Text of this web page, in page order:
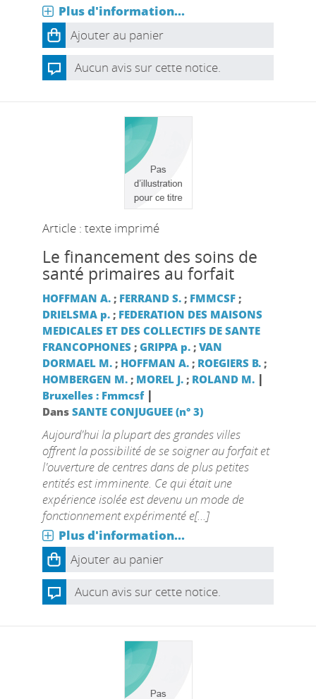
Plus d'information...
Ajouter au panier
Aucun avis sur cette notice.
Article : texte imprimé
Le financement des soins de
santé primaires au forfait
HOFFMAN A.; FERRAND S.; FMMCSF;
DRIELSMA p.; FEDERATION DES MAISONS
MEDICALES ET DES COLLECTIFS DE SANTE
FRANCOPHONES; GRIPPA p.; VAN
DORMAEL M.; HOFFMAN A.; ROEGIERS B.;
HOMBERGEN M.; MOREL J.; ROLAND M. |
Bruxelles : Fmmcsf|
Dans SANTE CONJUGUEE (n° 3)
Aujourd'hui la plupart des grandes villes
offrent la possibilité de se soigner au forfait et
l'ouverture de centres dans de plus petites
entités est imminente. Ce qui était une
expérience isolée est devenu un mode de
fonctionnement expérimenté e[...]
Plus d'information...
Ajouter au panier
Aucun avis sur cette notice.